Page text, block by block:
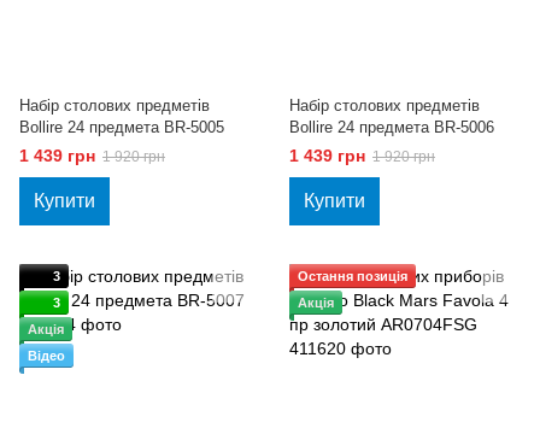
Набір столових предметів
Bollire 24 предмета BR-5005
1 439 грн 1 920 грн
Купити
Набір столових предметів
Bollire 24 предмета BR-5006
1 439 грн 1 920 грн
Купити
3
3
Акція
Відео
Остання позиція
Акція